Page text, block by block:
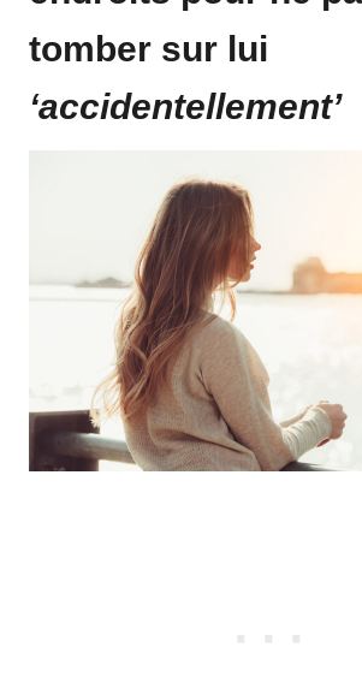
tomber sur lui
‘accidentellement’